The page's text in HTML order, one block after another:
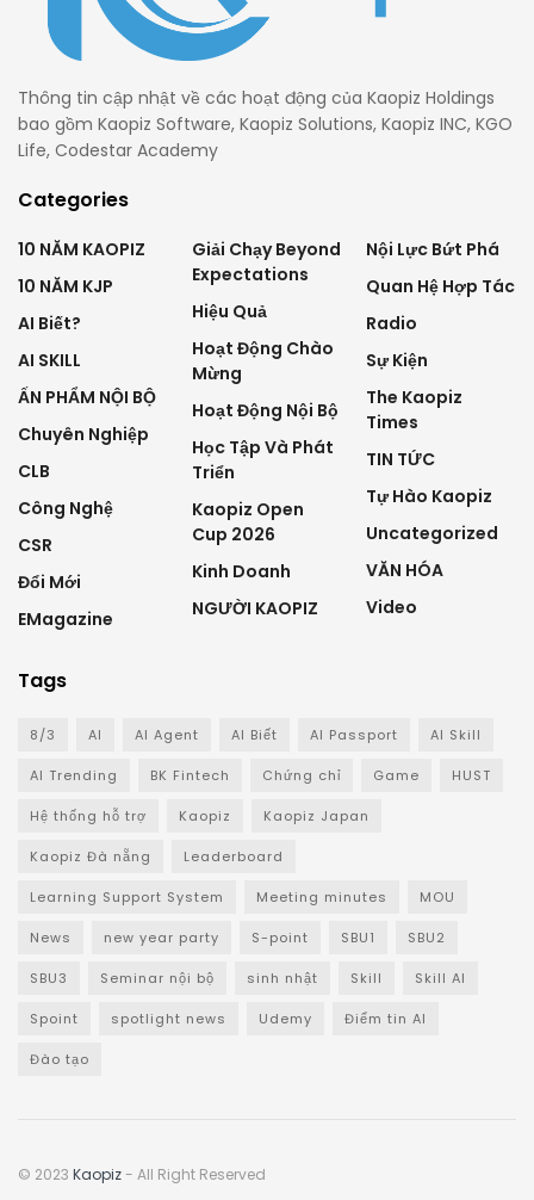
Thông tin cập nhật về các hoạt động của Kaopiz Holdings
bao gồm Kaopiz Software, Kaopiz Solutions, Kaopiz INC, KGO
Life, Codestar Academy
Categories
10 NĂM KAOPIZ
10 NĂM KJP
AI Biết?
AI SKILL
ẤN PHẨM NỘI BỘ
Chuyên Nghiệp
CLB
Công Nghệ
CSR
Đổi Mới
EMagazine
Giải Chạy Beyond
Expectations
Hiệu Quả
Hoạt Động Chào
Mừng
Hoạt Động Nội Bộ
Học Tập Và Phát
Triển
Kaopiz Open
Cup 2026
Kinh Doanh
NGƯỜI KAOPIZ
Nội Lực Bứt Phá
Quan Hệ Hợp Tác
Radio
Sự Kiện
The Kaopiz
Times
TIN TỨC
Tự Hào Kaopiz
Uncategorized
VĂN HÓA
Video
Tags
8/3 AI AI Agent AI Biết AI Passport AI Skill
AI Trending BK Fintech Chứng chỉ Game HUST
Hệ thống hỗ trợ Kaopiz Kaopiz Japan
Kaopiz Đà nẵng Leaderboard
Learning Support System Meeting minutes MOU
News new year party S-point SBU1 SBU2
SBU3 Seminar nội bộ sinh nhật Skill Skill AI
Spoint spotlight news Udemy Điểm tin AI
Đào tạo
© 2023 Kaopiz- All Right Reserved